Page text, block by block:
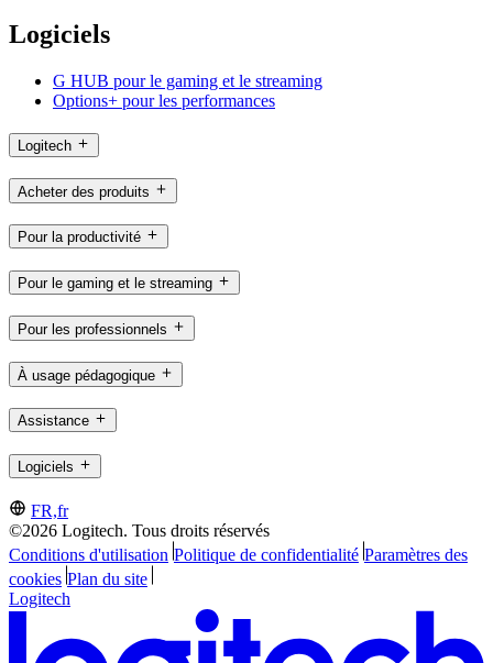
Logiciels
G HUB pour le gaming et le streaming
Options+ pour les performances
Logitech
Acheter des produits
Pour la productivité
Pour le gaming et le streaming
Pour les professionnels
À usage pédagogique
Assistance
Logiciels
FR,fr
©2026 Logitech. Tous droits réservés
Conditions d'utilisation Politique de confidentialité Paramètres des
cookies Plan du site
Logitech